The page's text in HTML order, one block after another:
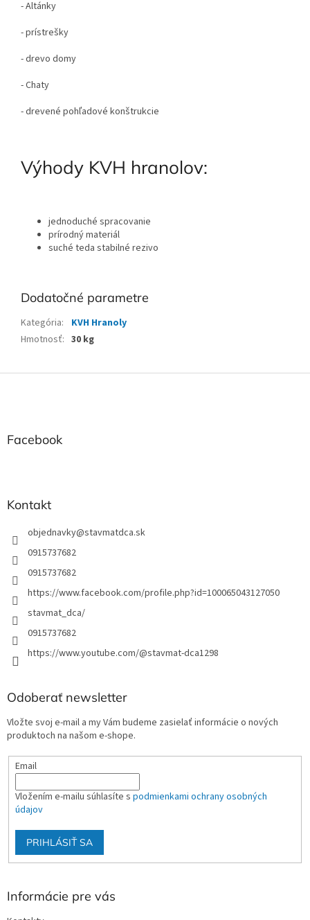
- Altánky
- prístrešky
- drevo domy
- Chaty
- drevené pohľadové konštrukcie
Výhody KVH hranolov:
jednoduché spracovanie
prírodný materiál
suché teda stabilné rezivo
Dodatočné parametre
Kategória:
KVH Hranoly
Hmotnosť: 30 kg
Facebook
Kontakt
objednavky@stavmatdca.sk
0915737682
0915737682
https://www.facebook.com/profile.php?id=100065043127050
stavmat_dca/
0915737682
https://www.youtube.com/@stavmat-dca1298
Odoberať newsletter
Vložte svoj e-mail a my Vám budeme zasielať informácie o nových
produktoch na našom e-shope.
Email
Vložením e-mailu súhlasíte s podmienkami ochrany osobných
údajov
PRIHLÁSIŤ SA
Informácie pre vás